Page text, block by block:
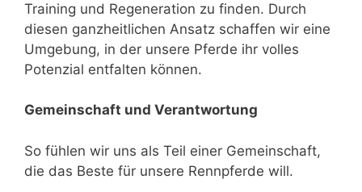
Training und Regeneration zu finden. Durch
diesen ganzheitlichen Ansatz schaffen wir eine
Umgebung, in der unsere Pferde ihr volles
Potenzial entfalten können.
Gemeinschaft und Verantwortung
So fühlen wir uns als Teil einer Gemeinschaft,
die das Beste für unsere Rennpferde will.